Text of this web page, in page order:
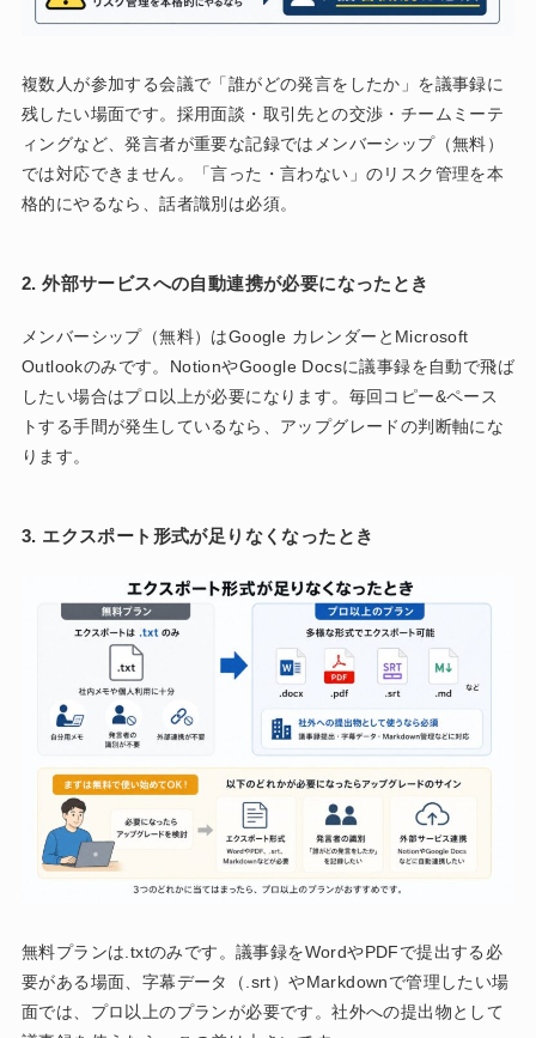
複数人が参加する会議で「誰がどの発言をしたか」を議事録に
残したい場面です。採用面談・取引先との交渉・チームミーテ
ィングなど、発言者が重要な記録ではメンバーシップ（無料）
では対応できません。「言った・言わない」のリスク管理を本
格的にやるなら、話者識別は必須。
2. 外部サービスへの自動連携が必要になったとき
メンバーシップ（無料）はGoogle カレンダーとMicrosoft
Outlookのみです。NotionやGoogle Docsに議事録を自動で飛ば
したい場合はプロ以上が必要になります。毎回コピー&ペース
トする手間が発生しているなら、アップグレードの判断軸にな
ります。
3. エクスポート形式が足りなくなったとき
無料プランは.txtのみです。議事録をWordやPDFで提出する必
要がある場面、字幕データ（.srt）やMarkdownで管理したい場
面では、プロ以上のプランが必要です。社外への提出物として